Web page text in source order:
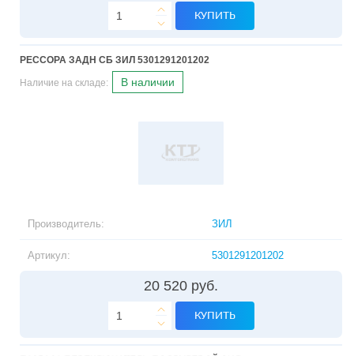
КУПИТЬ
РЕССОРА ЗАДН СБ ЗИЛ 5301291201202
Наличие на складе: В наличии
Производитель: ЗИЛ
Артикул: 5301291201202
20 520 руб.
КУПИТЬ